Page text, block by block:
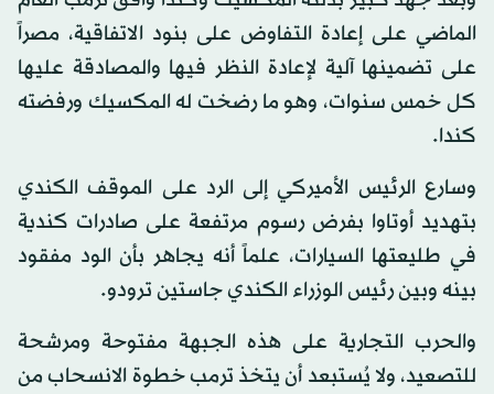
الماضي على إعادة التفاوض على بنود الاتفاقية، مصراً
على تضمينها آلية لإعادة النظر فيها والمصادقة عليها
كل خمس سنوات، وهو ما رضخت له المكسيك ورفضته
كندا.
وسارع الرئيس الأميركي إلى الرد على الموقف الكندي
بتهديد أوتاوا بفرض رسوم مرتفعة على صادرات كندية
في طليعتها السيارات، علماً أنه يجاهر بأن الود مفقود
بينه وبين رئيس الوزراء الكندي جاستين ترودو.
والحرب التجارية على هذه الجبهة مفتوحة ومرشحة
للتصعيد، ولا يُستبعد أن يتخذ ترمب خطوة الانسحاب من